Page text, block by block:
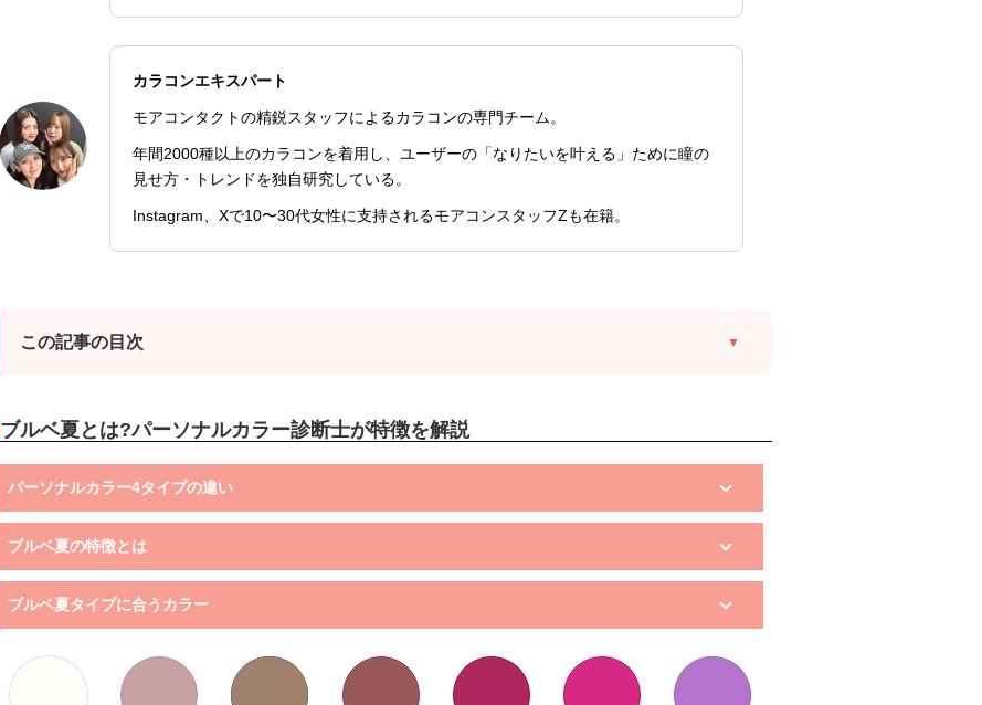
カラコンエキスパート
モアコンタクトの精鋭スタッフによるカラコンの専門チーム。
年間2000種以上のカラコンを着用し、ユーザーの「なりたいを叶える」ために瞳の
見せ方・トレンドを独自研究している。
Instagram、Xで10〜30代女性に支持されるモアコンスタッフZも在籍。
この記事の目次
ブルベ夏とは?パーソナルカラー診断士が特徴を解説
パーソナルカラー4タイプの違い
ブルベ夏の特徴とは
ブルベ夏タイプに合うカラー